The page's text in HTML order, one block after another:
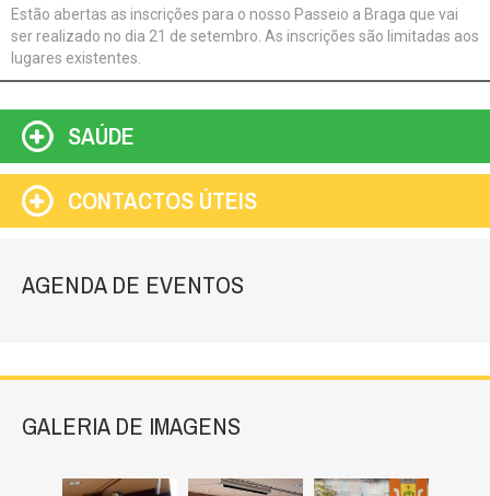
Estão abertas as inscrições para o nosso Passeio a Braga que vai
ser realizado no dia 21 de setembro. As inscrições são limitadas aos
lugares existentes.
SAÚDE
CONTACTOS ÚTEIS
AGENDA DE EVENTOS
GALERIA DE IMAGENS